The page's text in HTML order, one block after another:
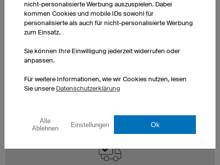
Falls Sie Ihre Bestellung sehr schnell benötigen, bieten
Kontaktieren Sie uns über dasFormular zum Express-
Serviceoder telefonisch unter +49 (0) 941 890 5500.
nicht-personalisierte Werbung auszuspielen. Dabei
kommen Cookies und mobile IDs sowohl für
personalisierte als auch für nicht-personalisierte Werbung
zum Einsatz.
Sie können Ihre Einwilligung jederzeit widerrufen oder
anpassen.
Für weitere Informationen, wie wir Cookies nutzen, lesen
Sie unsere Datenschutzerklärung
Alle
Ablehnen
Einstellungen Ok